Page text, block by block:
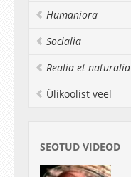
Humaniora
Socialia
Realia et naturalia
Ülikoolist veel
SEOTUD VIDEOD